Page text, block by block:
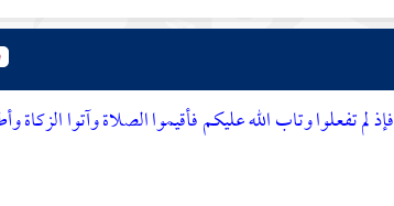
فإذ لم تفعلوا وتاب الله عليكم فأقيموا الصلاة وآتوا الزكاة